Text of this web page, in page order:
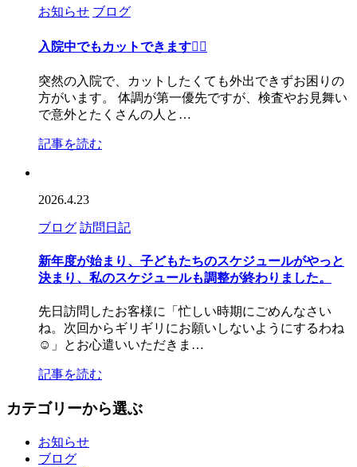
お知らせ ブログ
入院中でもカットできます💇‍♀️
突然の入院で、カットしたくても外出できずお困りの
方がいます。 体調が第一優先ですが、検査やお見舞い
で意外とたくさんの人と…
記事を読む
2026.4.23
ブログ 訪問日記
新年度が始まり、子どもたちのスケジュールがやっと
決まり、私のスケジュールも調整が終わりました。
先日訪問したお客様に「忙しい時期にごめんなさい
ね。次回からギリギリにお願いしないようにするわね
☺️」とお心遣いいただきま…
記事を読む
カテゴリーから選ぶ
お知らせ
ブログ